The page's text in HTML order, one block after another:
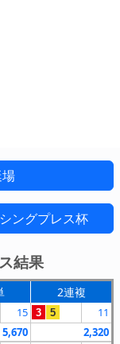
ングプレス杯
結果
2連複
15 3 5
11
5,670
2,320